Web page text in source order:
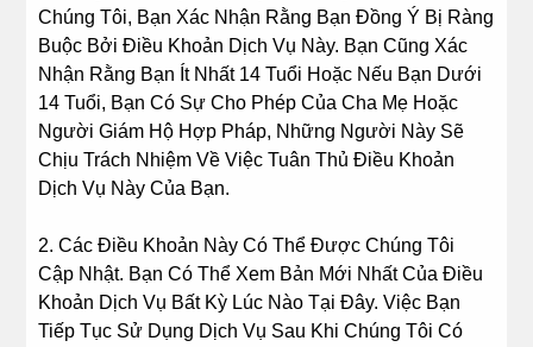
Chúng Tôi, Bạn Xác Nhận Rằng Bạn Đồng Ý Bị Ràng
Buộc Bởi Điều Khoản Dịch Vụ Này. Bạn Cũng Xác
Nhận Rằng Bạn Ít Nhất 14 Tuổi Hoặc Nếu Bạn Dưới
14 Tuổi, Bạn Có Sự Cho Phép Của Cha Mẹ Hoặc
Người Giám Hộ Hợp Pháp, Những Người Này Sẽ
Chịu Trách Nhiệm Về Việc Tuân Thủ Điều Khoản
Dịch Vụ Này Của Bạn.
2. Các Điều Khoản Này Có Thể Được Chúng Tôi
Cập Nhật. Bạn Có Thể Xem Bản Mới Nhất Của Điều
Khoản Dịch Vụ Bất Kỳ Lúc Nào Tại Đây. Việc Bạn
Tiếp Tục Sử Dụng Dịch Vụ Sau Khi Chúng Tôi Có